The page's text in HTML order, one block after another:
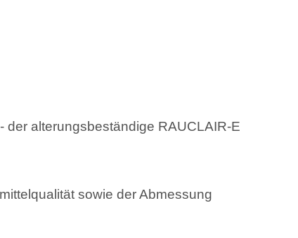
der alterungsbeständige RAUCLAIR-E
sowie der Abmessung